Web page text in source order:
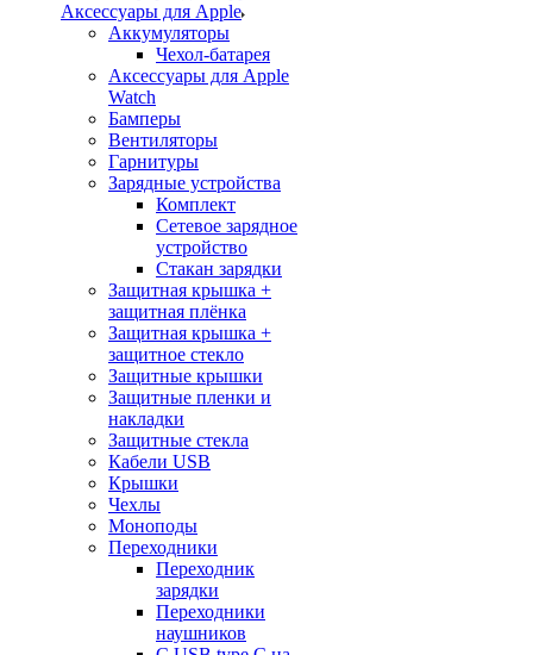
Аксессуары для Apple
Аккумуляторы
Чехол-батарея
Аксессуары для Apple
Watch
Бамперы
Вентиляторы
Гарнитуры
Зарядные устройства
Комплект
Сетевое зарядное
устройство
Стакан зарядки
Защитная крышка +
защитная плёнка
Защитная крышка +
защитное стекло
Защитные крышки
Защитные пленки и
накладки
Защитные стекла
Кабели USB
Крышки
Чехлы
Моноподы
Переходники
Переходник
зарядки
Переходники
наушников